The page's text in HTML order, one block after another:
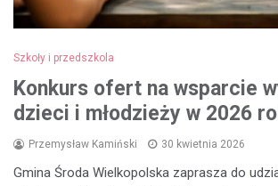
Szkoły i przedszkola
Konkurs ofert na wsparcie
dzieci i młodzieży w 2026
Przemysław Kamiński 30 kwietnia 2026
Gmina Środa Wielkopolska zaprasza do